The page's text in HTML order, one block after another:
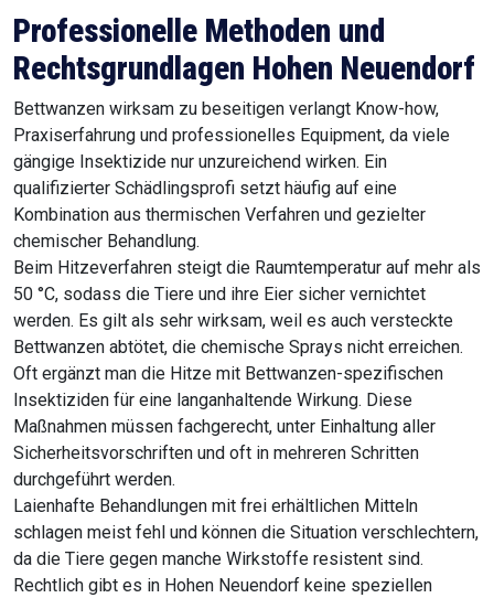
Professionelle Methoden und
Rechtsgrundlagen Hohen Neuendorf
Bettwanzen wirksam zu beseitigen verlangt Know-how,
Praxiserfahrung und professionelles Equipment, da viele
gängige Insektizide nur unzureichend wirken. Ein
qualifizierter Schädlingsprofi setzt häufig auf eine
Kombination aus thermischen Verfahren und gezielter
chemischer Behandlung.
Beim Hitzeverfahren steigt die Raumtemperatur auf mehr als
50 °C, sodass die Tiere und ihre Eier sicher vernichtet
werden. Es gilt als sehr wirksam, weil es auch versteckte
Bettwanzen abtötet, die chemische Sprays nicht erreichen.
Oft ergänzt man die Hitze mit Bettwanzen-spezifischen
Insektiziden für eine langanhaltende Wirkung. Diese
Maßnahmen müssen fachgerecht, unter Einhaltung aller
Sicherheitsvorschriften und oft in mehreren Schritten
durchgeführt werden.
Laienhafte Behandlungen mit frei erhältlichen Mitteln
schlagen meist fehl und können die Situation verschlechtern,
da die Tiere gegen manche Wirkstoffe resistent sind.
Rechtlich gibt es in Hohen Neuendorf keine speziellen